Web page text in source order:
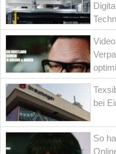
bei
So